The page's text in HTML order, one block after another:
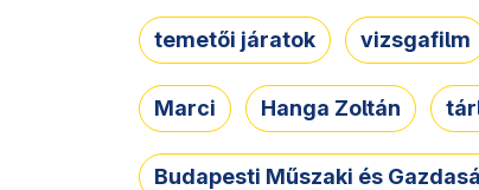
temetői járatok vizsgafilm
Marci Hanga Zoltán
Budapesti Műszaki és